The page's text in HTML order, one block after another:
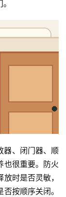
器、闭门器、顺
也很重要。防火
时是否灵敏，
按顺序关闭。